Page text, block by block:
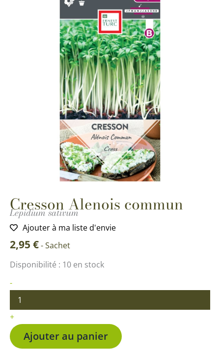
Cresson Alenois commun
Lepidium sativum
Ajouter à ma liste d'envie
2,95 €-Sachet
Disponibilité : 10 en stock
-
quantité
Cresson
Alenois
commun
+
Ajouter au panier